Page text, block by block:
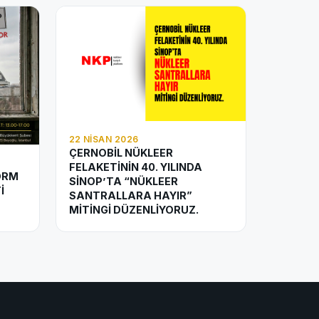
22 NISAN 2026
ÇERNOBİL NÜKLEER
FELAKETİNİN 40. YILINDA
SİNOP’TA “NÜKLEER
SANTRALLARA HAYIR”
MİTİNGİ DÜZENLİYORUZ.